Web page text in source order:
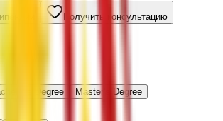
Получить консультацию
Degree Master's Degree